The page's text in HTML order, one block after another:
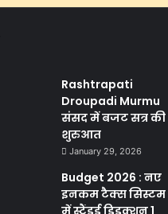
Rashtrapati
Droupadi Murmu
संसद में बजट सत्र की
शुरुआत
January 29, 2026
Budget 2026 : नए
इनकम टैक्स सिस्टम